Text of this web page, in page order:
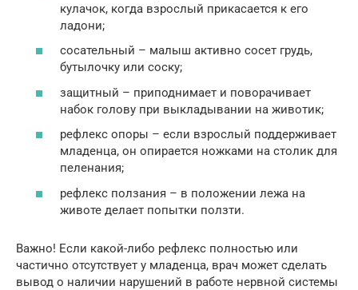
кулачок, когда взрослый прикасается к его
ладони;
сосательный – малыш активно сосет грудь,
бутылочку или соску;
защитный – приподнимает и поворачивает
набок голову при выкладывании на животик;
рефлекс опоры – если взрослый поддерживает
младенца, он опирается ножками на столик для
пеленания;
рефлекс ползания – в положении лежа на
животе делает попытки ползти.
Важно! Если какой-либо рефлекс полностью или
частично отсутствует у младенца, врач может сделать
вывод о наличии нарушений в работе нервной системы